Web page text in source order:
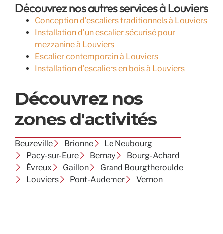
Découvrez nos autres services à Louviers
Conception d’escaliers traditionnels à Louviers
Installation d’un escalier sécurisé pour
mezzanine à Louviers
Escalier contemporain à Louviers
Installation d’escaliers en bois à Louviers
Découvrez nos
zones d'activités
Beuzeville Brionne
Le Neubourg
Pacy-sur-Eure
Bernay
Bourg-Achard
Évreux
Gaillon
Grand Bourgtheroulde
Louviers
Pont-Audemer Vernon